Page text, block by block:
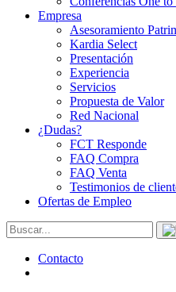
Empresa
Asesoramiento
Kardia Select
Presentación
Experiencia
Servicios
Propuesta de Valor
Red Nacional
¿Dudas?
FCT Responde
FAQ Compra
FAQ Venta
Testimonios de
Ofertas de Empleo
Contacto